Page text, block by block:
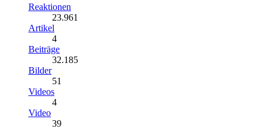
Reaktionen
23.961
Artikel
4
Beiträge
32.185
Bilder
51
Videos
4
Video
39